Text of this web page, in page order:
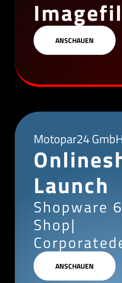
ANSCHAUEN
Motopar24
Launch
Shopware
Shop|
ANSCHAUEN